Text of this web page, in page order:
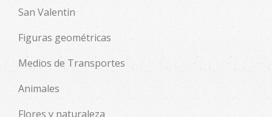
San Valentin
Figuras geométricas
Medios de Transportes
Animales
Flores y naturaleza